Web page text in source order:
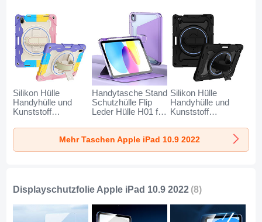
Silikon Hülle
Handyhülle und
Kunststoff
Hartschalen
Tasche mit Ständer
L01 für Apple iPad
Handytasche Stand
Schutzhülle Flip
Leder Hülle H01 für
(2022) Violett
Silikon Hülle
Handyhülle und
Kunststoff
Hartschalen
Tasche mit Ständer
L02 für Apple iPad
Mehr Taschen Apple iPad 10.9 2022
Displayschutzfolie Apple iPad 10.9 2022 (8)